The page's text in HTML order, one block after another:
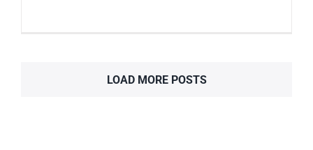
LOAD MORE POSTS